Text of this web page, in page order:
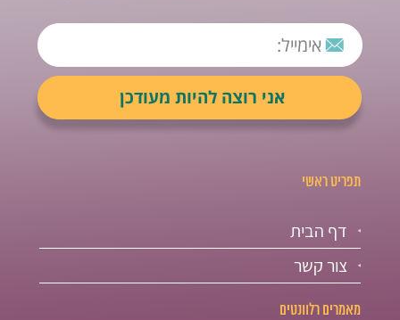
תפריט ראשי
דף הבית
צור קשר
מאמרים רלוונטים